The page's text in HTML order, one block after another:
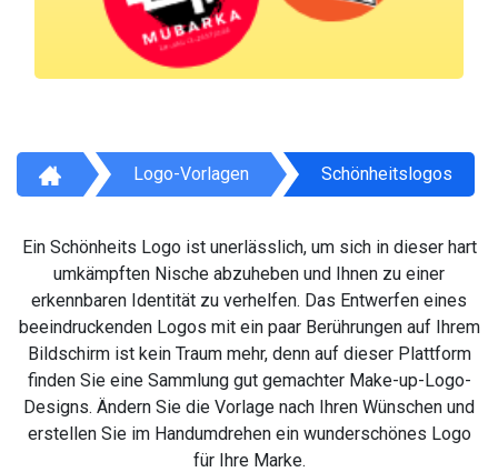
Logo-Vorlagen Schönheitslogos
Ein Schönheits Logo ist unerlässlich, um sich in dieser hart
umkämpften Nische abzuheben und Ihnen zu einer
erkennbaren Identität zu verhelfen. Das Entwerfen eines
beeindruckenden Logos mit ein paar Berührungen auf Ihrem
Bildschirm ist kein Traum mehr, denn auf dieser Plattform
finden Sie eine Sammlung gut gemachter Make-up-Logo-
Designs. Ändern Sie die Vorlage nach Ihren Wünschen und
erstellen Sie im Handumdrehen ein wunderschönes Logo
für Ihre Marke.